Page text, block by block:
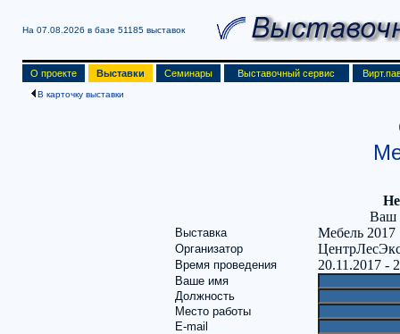
На 07.08.2026 в базе 51185 выставок
О проекте Выставки Семинары Выставочный сервис
В карточку выставки
Ваш
Выставка Мебель 2017
Организатор
Время проведения 20.11.2017 -
Ваше имя
Должность
Место работы
E-mail